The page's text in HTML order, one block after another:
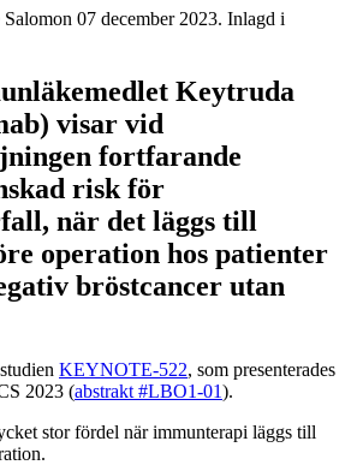
07 december 2023. Inlagd i
Keytruda
visar vid
fortfarande
risk för
när det läggs till
operation hos patienter
bröstcancer utan
KEYNOTE-522, som presenterades
2023 (abstrakt #LBO1-01).
stor fördel när immunterapi läggs till